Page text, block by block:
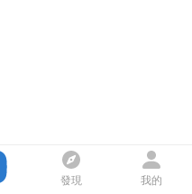
發現 我的